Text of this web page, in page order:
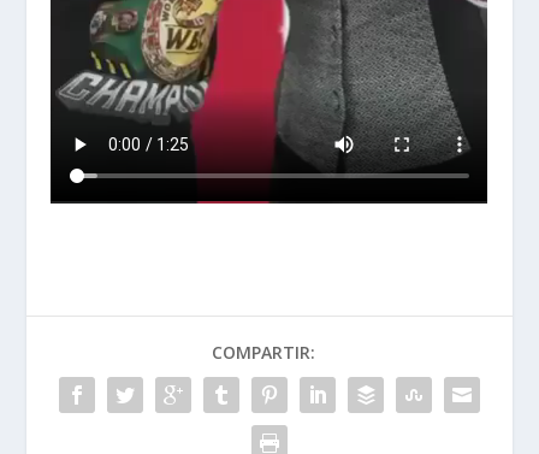
COMPARTIR: